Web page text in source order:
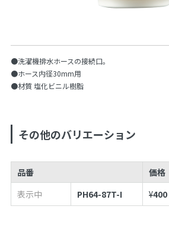
●洗濯機排水ホースの接続口。
●ホース内径30mm用
●材質 塩化ビニル樹脂
その他のバリエーション
品番 価格
表示中
PH64-87T-I ¥400